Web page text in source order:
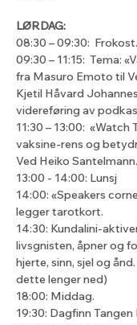
LØRDAG:
08:30 – 09:30:
09:30 – 11:15:  Tema:
fra Masuro Emoto til
Kjetil Håvard
videreføring av
11:30 – 13:00:  «Watch
vaksine-rens og
Ved Heiko Santelmann.
13:00 - 14:00: Lunsj
14:00: «Speakers
legger tarotkort.
14:30: Kundalini-
livsgnisten, åpner og
hjerte, sinn, sjel og
dette lenger ned)
18:00: Middag.
19:30: Dagfinn Tangen